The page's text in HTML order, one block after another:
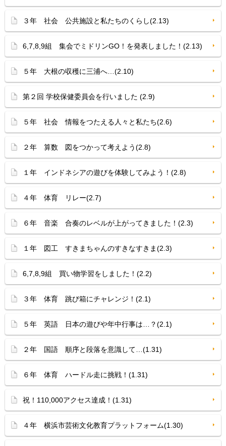
３年 社会 公共施設と私たちのくらし(2.13)
6,7,8,9組 集会でミドリンGO！を発表しました！(2.13)
５年 大根の収穫に三浦へ…(2.10)
第２回 学校保健委員会を行いました (2.9)
５年 社会 情報をつたえる人々と私たち(2.6)
２年 算数 図をつかって考えよう(2.8)
１年 インドネシアの遊びを体験してみよう！(2.8)
４年 体育 リレー(2.7)
６年 音楽 合奏のレベルが上がってきました！(2.3)
１年 図工 すきまちゃんのすきなすきま(2.3)
6,7,8,9組 買い物学習をしました！(2.2)
３年 体育 跳び箱にチャレンジ！(2.1)
５年 英語 日本の遊びや年中行事は…？(2.1)
２年 国語 順序と段落を意識して…(1.31)
６年 体育 ハードル走に挑戦！(1.31)
祝！110,000アクセス達成！(1.31)
４年 横浜市芸術文化教育プラットフォーム(1.30)